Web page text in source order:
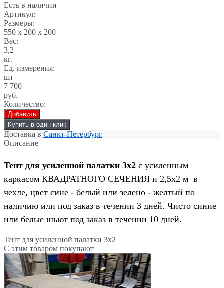
Есть в наличии
Артикул:
Размеры:
550 x 200 x 200
Вес:
3,2
кг.
Ед. измерения:
шт
7 700
руб.
Количество:
Добавить
Купить в один клик
Доставка в Санкт-Петербург
Описание
Тент для усиленной палатки 3х2 с усиленным
каркасом КВАДРАТНОГО СЕЧЕНИЯ и 2,5x2 м в
чехле, цвет сине - белый или зелено - желтый по
наличию или под заказ в течении 3 дней. Чисто синие
или белые шьют под заказ в течении 10 дней.
Тент для усиленной палатки 3х2
С этим товаром покупают